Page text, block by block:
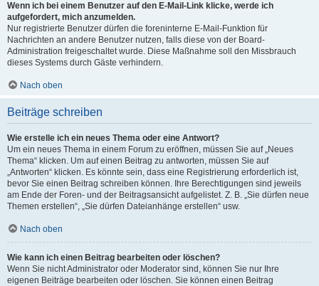
Wenn ich bei einem Benutzer auf den E-Mail-Link klicke, werde ich
aufgefordert, mich anzumelden.
Nur registrierte Benutzer dürfen die foreninterne E-Mail-Funktion für
Nachrichten an andere Benutzer nutzen, falls diese von der Board-
Administration freigeschaltet wurde. Diese Maßnahme soll den Missbrauch
dieses Systems durch Gäste verhindern.
Nach oben
Beiträge schreiben
Wie erstelle ich ein neues Thema oder eine Antwort?
Um ein neues Thema in einem Forum zu eröffnen, müssen Sie auf „Neues
Thema“ klicken. Um auf einen Beitrag zu antworten, müssen Sie auf
„Antworten“ klicken. Es könnte sein, dass eine Registrierung erforderlich ist,
bevor Sie einen Beitrag schreiben können. Ihre Berechtigungen sind jeweils
am Ende der Foren- und der Beitragsansicht aufgelistet. Z. B. „Sie dürfen neue
Themen erstellen“, „Sie dürfen Dateianhänge erstellen“ usw.
Nach oben
Wie kann ich einen Beitrag bearbeiten oder löschen?
Wenn Sie nicht Administrator oder Moderator sind, können Sie nur Ihre
eigenen Beiträge bearbeiten oder löschen. Sie können einen Beitrag